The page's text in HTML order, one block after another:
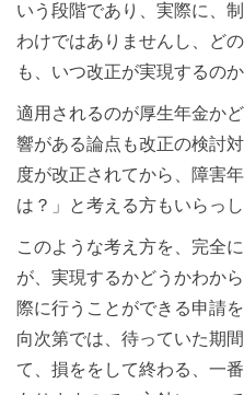
いう段階であり、実際に、
わけではありませんし、ど
も、いつ改正が実現するの
適用されるのが厚生年金か
響がある論点も改正の検討
度が改正されてから、障害
は？」と考える方もいらっ
このような考え方を、完全
が、実現するかどうかわか
際に行うことができる申請
向次第では、待っていた期
て、損ををして終わる、一